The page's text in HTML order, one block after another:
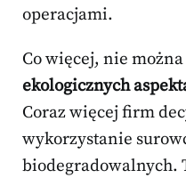
operacjami.
Co więcej, nie
ekologicznych
Coraz więcej firm
wykorzystanie
biodegradowalnych.